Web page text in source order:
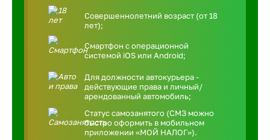
Совершеннолетний возраст (от 18
лет);
Смартфон с операционной
системой iOS или Android;
Для должности автокурьера -
действующие права и личный/
арендованный автомобиль;
Статус самозанятого (СМЗ можно
быстро оформить в мобильном
приложении «МОЙ НАЛОГ»).